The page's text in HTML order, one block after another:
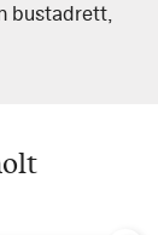
bustadrett,